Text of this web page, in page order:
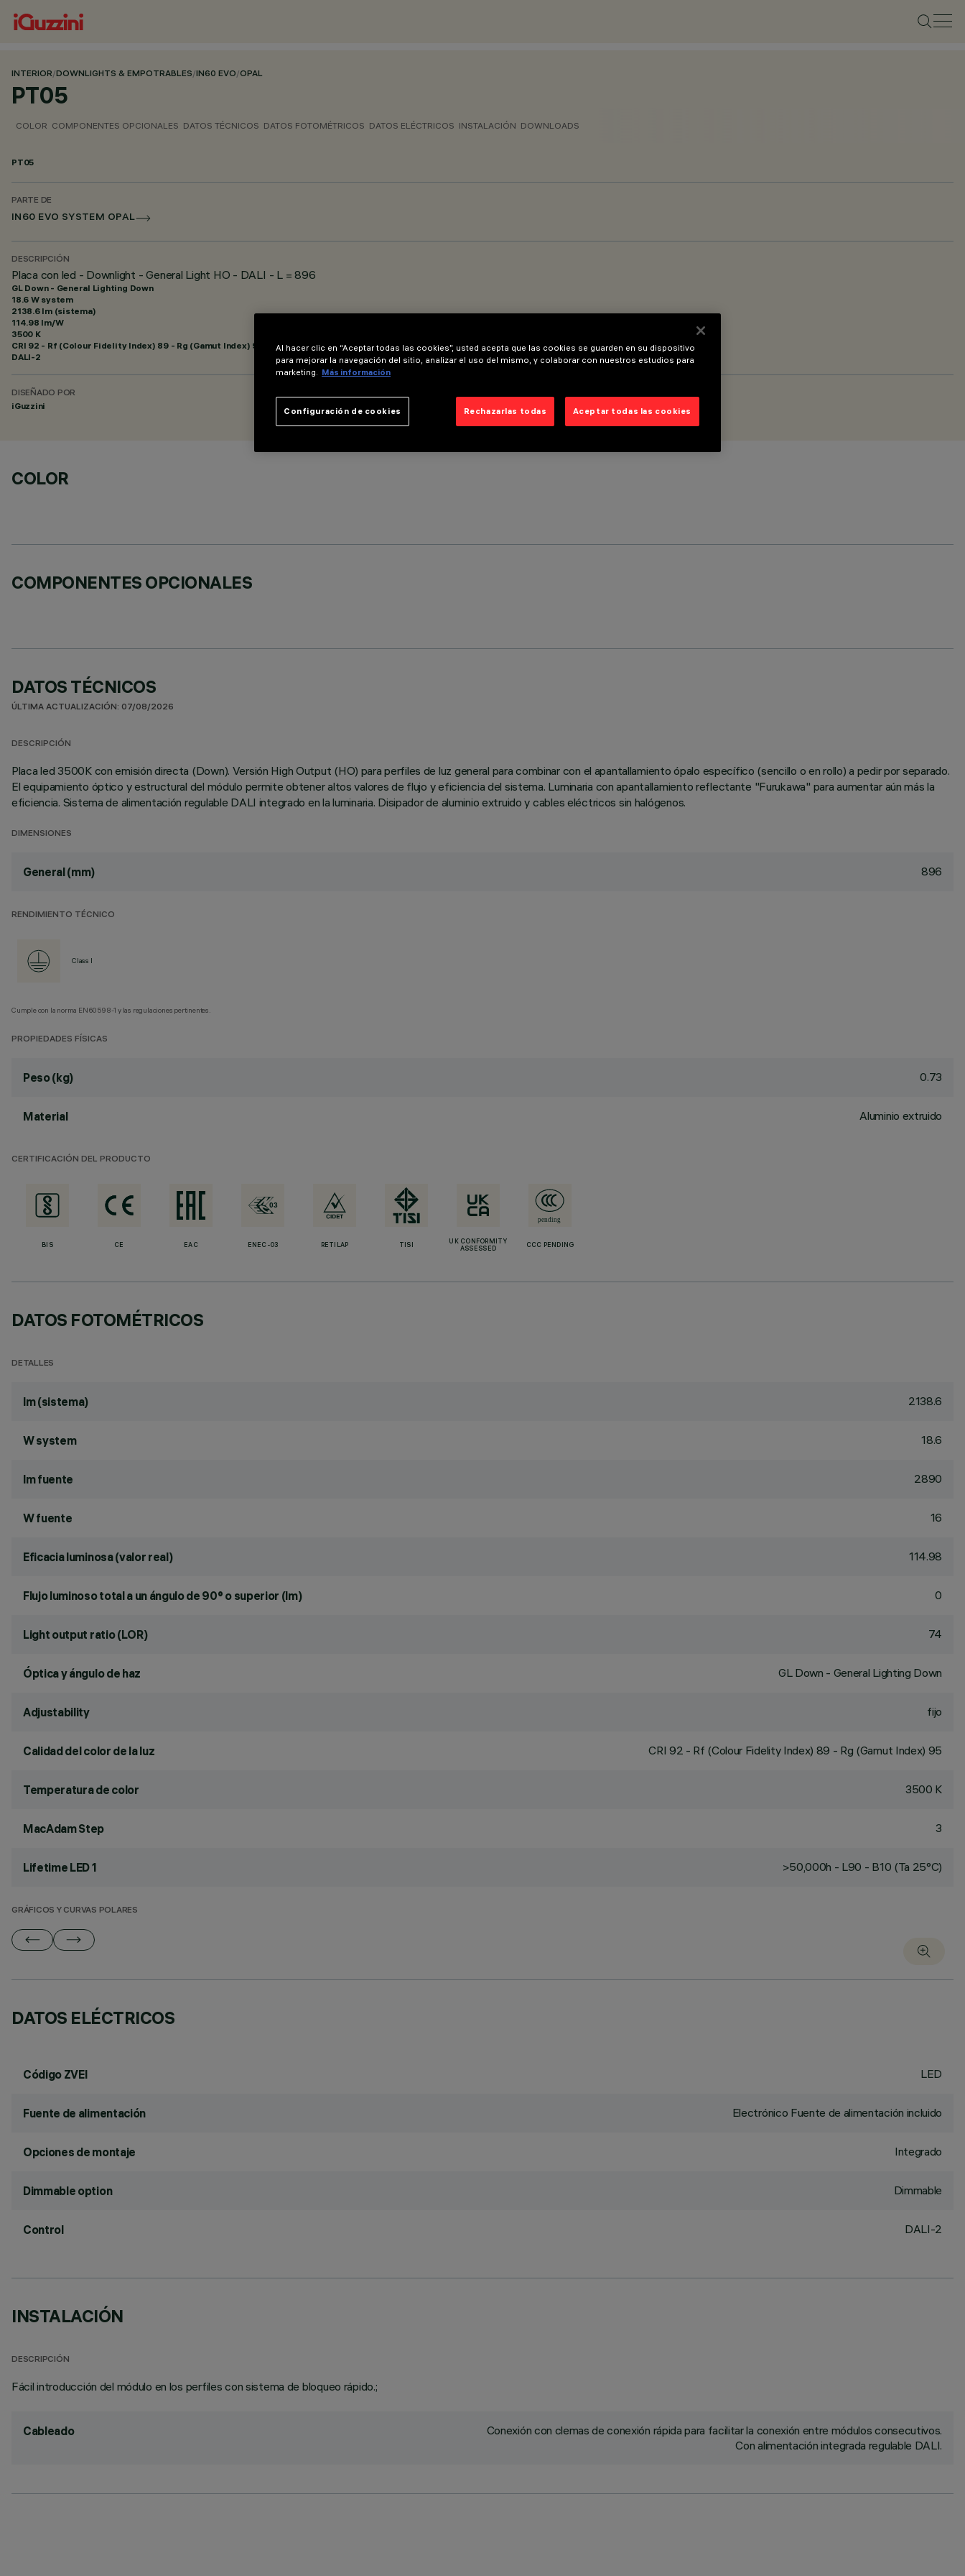
INTERIOR/DOWNLIGHTS & EMPOTRABLES/IN60 EVO/OPAL
PT05
COLOR COMPONENTES OPCIONALES DATOS TÉCNICOS DATOS FOTOMÉTRICOS DATOS ELÉCTRICOS INSTALACIÓN DOWNLOADS
PT05
PARTE DE
IN60 EVO SYSTEM OPAL
DESCRIPCIÓN
Placa con led - Downlight - General Light HO - DALI - L = 896
GL Down - General Lighting Down
18.6 W system
2138.6 lm (sistema)
114.98 lm/W
3500 K
CRI 92 - Rf (Colour Fidelity Index) 89 - Rg (Gamut Index) 95
DALI-2
DISEÑADO POR
iGuzzini
COLOR
COMPONENTES OPCIONALES
DATOS TÉCNICOS
ÚLTIMA ACTUALIZACIÓN: 07/08/2026
DESCRIPCIÓN
Placa led 3500K con emisión directa (Down). Versión High Output (HO) para perfiles de luz general para combinar con el apantallamiento ópalo específico (sencillo o en rollo) a pedir por separado.
El equipamiento óptico y estructural del módulo permite obtener altos valores de flujo y eficiencia del sistema. Luminaria con apantallamiento reflectante "Furukawa" para aumentar aún más la
eficiencia. Sistema de alimentación regulable DALI integrado en la luminaria. Disipador de aluminio extruido y cables eléctricos sin halógenos.
DIMENSIONES
General (mm) 896
RENDIMIENTO TÉCNICO
Class I
Cumple con la norma EN60598-1 y las regulaciones pertinentes.
PROPIEDADES FÍSICAS
Peso (kg) 0.73
Material Aluminio extruido
CERTIFICACIÓN DEL PRODUCTO
BIS CE EAC ENEC-03 RETILAP TISI
UK CONFORMITY
ASSESSED
CCC PENDING
DATOS FOTOMÉTRICOS
DETALLES
lm (sistema) 2138.6
W system 18.6
lm fuente 2890
W fuente 16
Eficacia luminosa (valor real) 114.98
Flujo luminoso total a un ángulo de 90° o superior (lm) 0
Light output ratio (LOR) 74
Óptica y ángulo de haz GL Down - General Lighting Down
Adjustability fijo
Calidad del color de la luz CRI 92 - Rf (Colour Fidelity Index) 89 - Rg (Gamut Index) 95
Temperatura de color 3500 K
MacAdam Step 3
Lifetime LED 1 >50,000h - L90 - B10 (Ta 25°C)
GRÁFICOS Y CURVAS POLARES
DATOS ELÉCTRICOS
Código ZVEI LED
Fuente de alimentación Electrónico Fuente de alimentación incluido
Opciones de montaje Integrado
Dimmable option Dimmable
Control DALI-2
INSTALACIÓN
DESCRIPCIÓN
Fácil introducción del módulo en los perfiles con sistema de bloqueo rápido.;
Cableado
Conexión con clemas de conexión rápida para facilitar la conexión entre módulos consecutivos.
Con alimentación integrada regulable DALI.
Al hacer clic en “Aceptar todas las cookies”, usted acepta que las cookies se guarden en su dispositivo
para mejorar la navegación del sitio, analizar el uso del mismo, y colaborar con nuestros estudios para
marketing. Más información
Rechazarlas todas Aceptar todas las cookies
Configuración de cookies